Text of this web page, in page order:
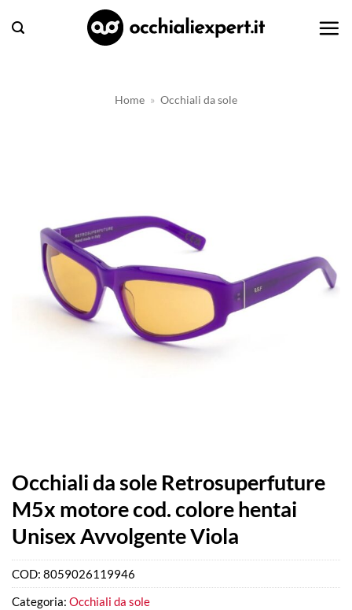
Home » Occhiali da sole
Occhiali da sole Retrosuperfuture
M5x motore cod. colore hentai
Unisex Avvolgente Viola
COD: 8059026119946
Categoria: Occhiali da sole